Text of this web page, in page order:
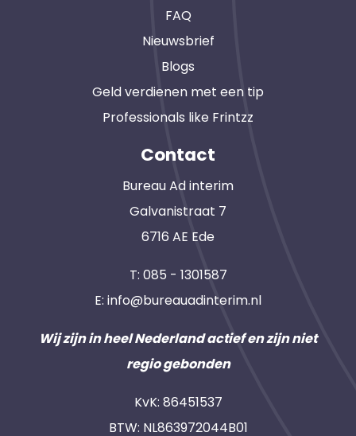
FAQ
Nieuwsbrief
Blogs
Geld verdienen met een tip
Professionals like Frintzz
Contact
Bureau Ad interim
Galvanistraat 7
6716 AE Ede
T: 085 - 1301587
E: info@bureauadinterim.nl
Wij zijn in heel Nederland actief en zijn niet
regio gebonden
KvK: 86451537
BTW: NL863972044B01